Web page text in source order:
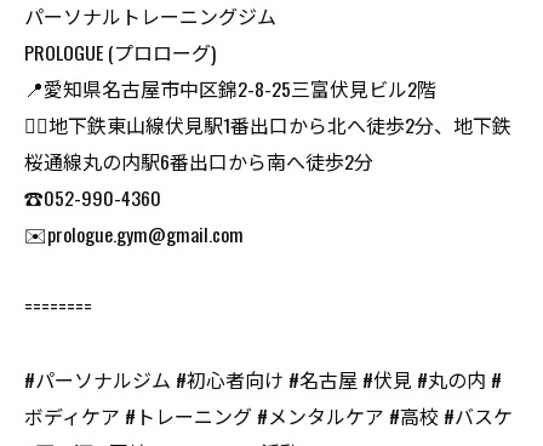
パーソナルトレーニングジム
PROLOGUE (プロローグ)
📍愛知県名古屋市中区錦2-8-25三富伏見ビル2階
🏃‍♂️地下鉄東山線伏見駅1番出口から北へ徒歩2分、地下鉄
桜通線丸の内駅6番出口から南へ徒歩2分
☎️052-990-4360
✉️prologue.gym@gmail.com
========
#パーソナルジム #初心者向け #名古屋 #伏見 #丸の内 #
ボディケア #トレーニング #メンタルケア #高校 #バスケ